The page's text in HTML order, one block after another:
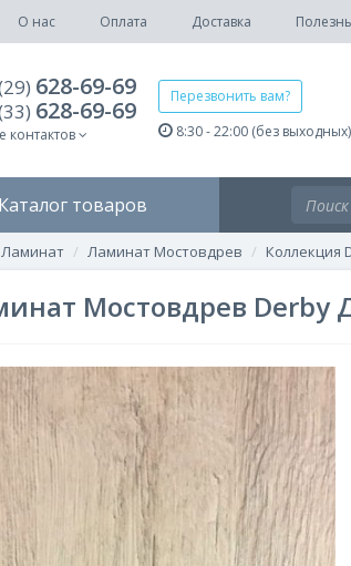
О нас Оплата Доставка
628-69-69
628-69-69
контактов
Перезвонить вам?
8:30 - 22:00 (без выходных)
Каталог товаров
Ламинат Ламинат Мостовдрев Коллекция
Мостовдрев Derby